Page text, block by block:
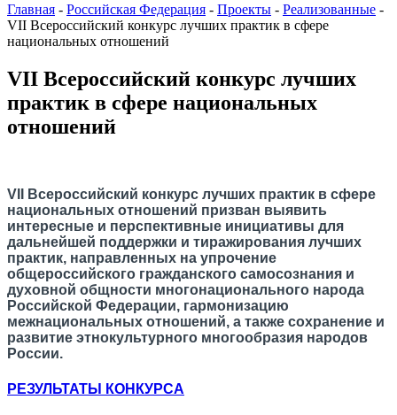
Главная - Российская Федерация - Проекты - Реализованные -
VII Всероссийский конкурс лучших практик в сфере
национальных отношений
VII Всероссийский конкурс лучших
практик в сфере национальных
отношений
VII
Всероссийский конкурс лучших практик в сфере
национальных отношений призван выявить
интересные и перспективные инициативы для
дальнейшей поддержки и тиражирования лучших
практик, направленных на упрочение
общероссийского гражданского самосознания и
духовной общности многонационального народа
Российской Федерации, гармонизацию
межнациональных отношений, а также сохранение и
развитие этнокультурного многообразия народов
России.
РЕЗУЛЬТАТЫ КОНКУРСА